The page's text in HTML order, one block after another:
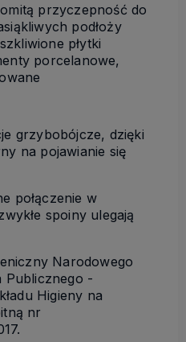
przyczepność do
podłoży
płytki
porcelanowe,
grzybobójcze, dzięki
na pojawianie się
połączenie w
spoiny ulegają
Narodowego
Publicznego -
Higieny na
nr